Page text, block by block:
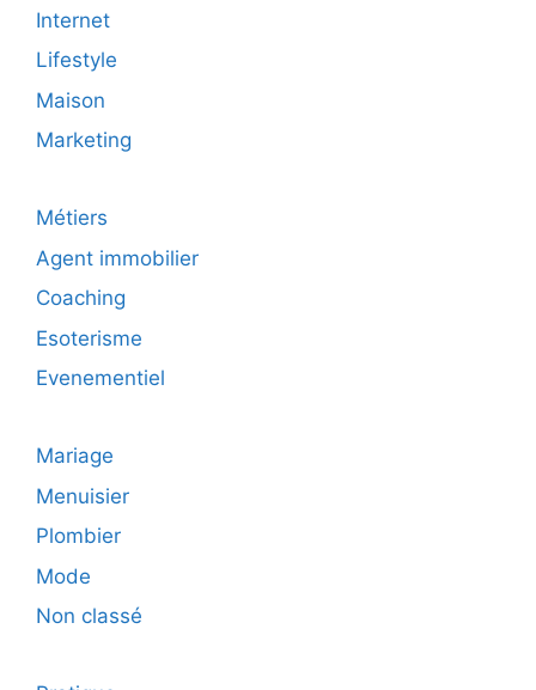
Internet
Lifestyle
Maison
Marketing
Métiers
Agent immobilier
Coaching
Esoterisme
Evenementiel
Mariage
Menuisier
Plombier
Mode
Non classé